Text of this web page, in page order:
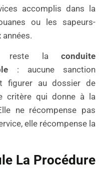
accomplis dans la
ou les sapeurs-
reste la conduite
: aucune sanction
figurer au dossier de
critère qui donne à la
ne récompense pas
elle récompense la
La Procédure